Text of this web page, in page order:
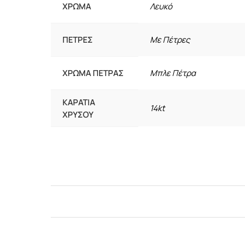
ΧΡΏΜΑ Λευκό
ΠΈΤΡΕΣ Με Πέτρες
ΧΡΏΜΑ ΠΈΤΡΑΣ Μπλε Πέτρα
ΚΑΡΆΤΙΑ
ΧΡΥΣΟΎ
14kt